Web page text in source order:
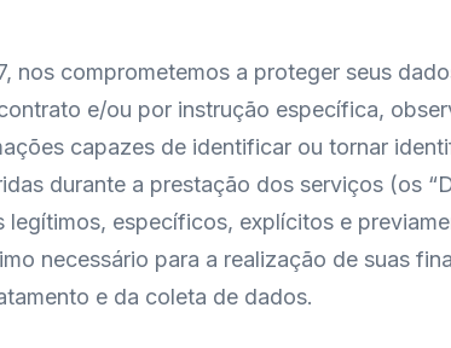
comprometemos a proteger seus
e/ou por instrução específica,
capazes de identificar ou tornar
durante a prestação dos serviços (os
específicos, explícitos e
necessário para a realização de suas
e da coleta de dados.